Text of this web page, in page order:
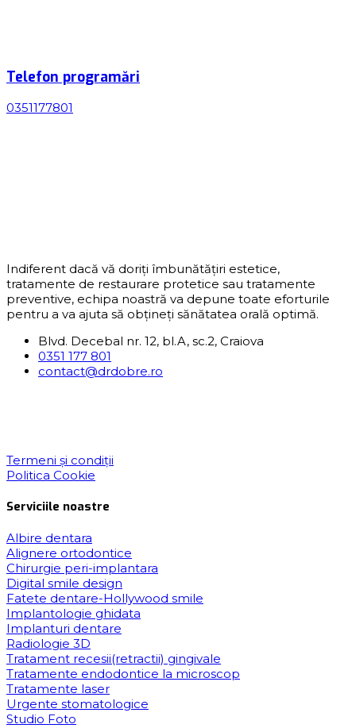
Telefon programări
0351177801
Indiferent dacă vă doriți îmbunătățiri estetice,
tratamente de restaurare protetice sau tratamente
preventive, echipa noastră va depune toate eforturile
pentru a va ajuta să obțineți sănătatea orală optimă.
Blvd. Decebal nr. 12, bl.A, sc.2, Craiova
0351 177 801
contact@drdobre.ro
Termeni și condiții
Politica Cookie
Serviciile noastre
Albire dentara
Alignere ortodontice
Chirurgie peri-implantara
Digital smile design
Fatete dentare-Hollywood smile
Implantologie ghidata
Implanturi dentare
Radiologie 3D
Tratament recesii(retractii) gingivale
Tratamente endodontice la microscop
Tratamente laser
Urgente stomatologice
Studio Foto